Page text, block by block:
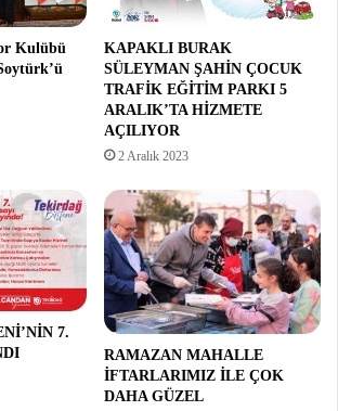
Kulübü
KAPAKLI BURAK
SÜLEYMAN ŞAHİN ÇOCUK
TRAFİK EĞİTİM PARKI 5
ARALIK’TA HİZMETE
AÇILIYOR
2 Aralık 2023
7.
RAMAZAN MAHALLE
İFTARLARIMIZ İLE ÇOK
DAHA GÜZEL